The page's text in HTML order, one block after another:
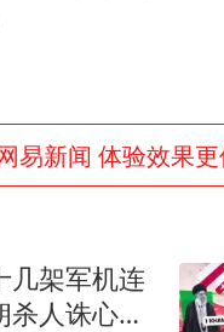
刘浩存百花奖开幕
万岁山接盘烂尾恒
易新闻 体验效果
几架军机连
人诛心，